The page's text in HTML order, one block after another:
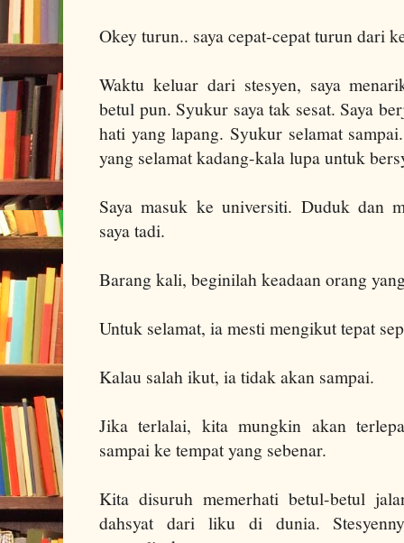
Okey turun.. saya cepat-cepat turun dari
Waktu keluar dari stesyen, saya
betul pun. Syukur saya tak sesat. Saya
hati yang lapang. Syukur selamat
yang selamat kadang-kala lupa untuk
Saya masuk ke universiti. Duduk dan
saya tadi.
Barang kali, beginilah keadaan orang
Untuk selamat, ia mesti mengikut tepat
Kalau salah ikut, ia tidak akan sampai.
Jika terlalai, kita mungkin akan
sampai ke tempat yang sebenar.
Kita disuruh memerhati betul-betul
dahsyat dari liku di dunia.